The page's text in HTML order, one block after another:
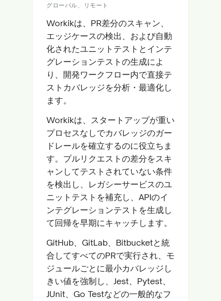
グローバル、リモート
Workikは、PR差分のスキャン、
エッジケースの検出、および自動
化されたユニットテストとインテ
グレーションテストの生成によ
り、開発ワークフロー内で直接テ
ストカバレッジを分析・最適化し
ます。
Workikは、スタートアップが重い
プロセスなしでカバレッジのガー
ドレールを確立するのに役立ちま
す。プルリクエストの差分をスキ
ャンしてテストされていない条件
を検出し、レガシーサービスのユ
ニットテストを補充し、APIのイ
ンテグレーションテストを生成し
て回帰を早期にキャッチします。
GitHub、GitLab、Bitbucketと統
合してすべてのPRで実行され、モ
ジュールごとに最小カバレッジし
きい値を強制し、Jest、Pytest、
JUnit、Go Testなどの一般的なフ